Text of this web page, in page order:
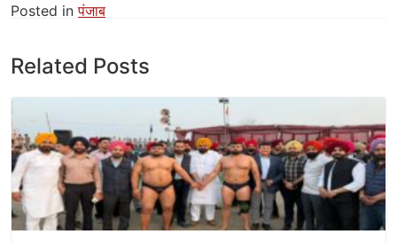
Posted inपंजाब
Related Posts